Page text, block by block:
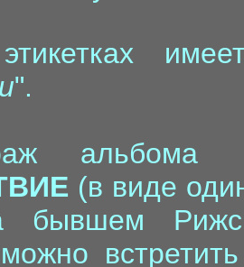
".
альбома
(в виде
бывшем